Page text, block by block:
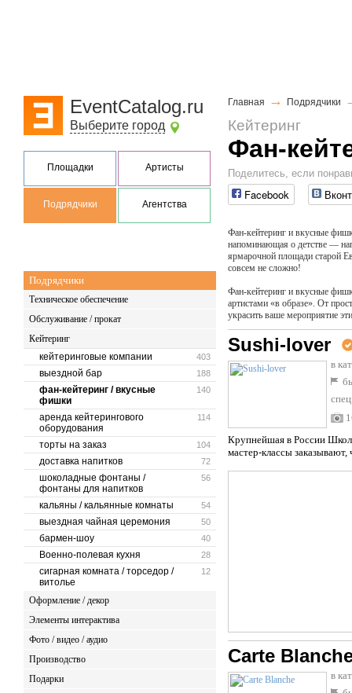
EventCatalog.ru
Выберите город
Площадки Артисты
Подрядчики Агентства
Подрядчики
Техническое обеспечение
Обслуживание / прокат
Кейтеринг
403
кейтеринговые компании
188
выездной бар
140
фан-кейтеринг / вкусные
фишки
114
аренда кейтерингового
оборудования
104
торты на заказ
72
доставка напитков
56
шоколадные фонтаны /
фонтаны для напитков
54
кальяны / кальянные комнаты
50
выездная чайная церемония
40
бармен-шоу
28
Военно-полевая кухня
12
сигарная комната / торседор /
витолье
Оформление / декор
Элементы интерактива
Фото / видео / аудио
Производство
Подарки
Главная → Подрядчики
Кейтеринг
Фан-
Поделитесь, если
Facebook
Фан-кейтеринг и вкусные
напоминающая о детстве —
ярмарочной площади старой
совсем не сложно!
Фан-кейтеринг и вкусные
артистами «в образе». От
украсить ваше мероприятие
Sushi-lover
в
Крупнейшая в России
мастер-классы
Carte
в